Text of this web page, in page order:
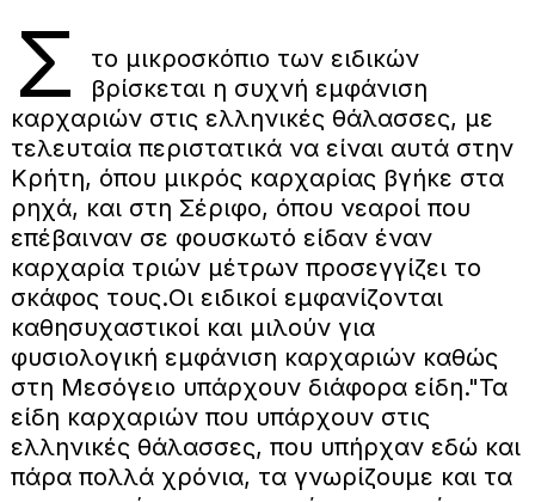
Σ
το μικροσκόπιο των ειδικών
βρίσκεται η συχνή εμφάνιση
καρχαριών στις ελληνικές θάλασσες, με
τελευταία περιστατικά να είναι αυτά στην
Κρήτη, όπου μικρός καρχαρίας βγήκε στα
ρηχά, και στη Σέριφο, όπου νεαροί που
επέβαιναν σε φουσκωτό είδαν έναν
καρχαρία τριών μέτρων προσεγγίζει το
σκάφος τους.Οι ειδικοί εμφανίζονται
καθησυχαστικοί και μιλούν για
φυσιολογική εμφάνιση καρχαριών καθώς
στη Μεσόγειο υπάρχουν διάφορα είδη."Τα
είδη καρχαριών που υπάρχουν στις
ελληνικές θάλασσες, που υπήρχαν εδώ και
πάρα πολλά χρόνια, τα γνωρίζουμε και τα